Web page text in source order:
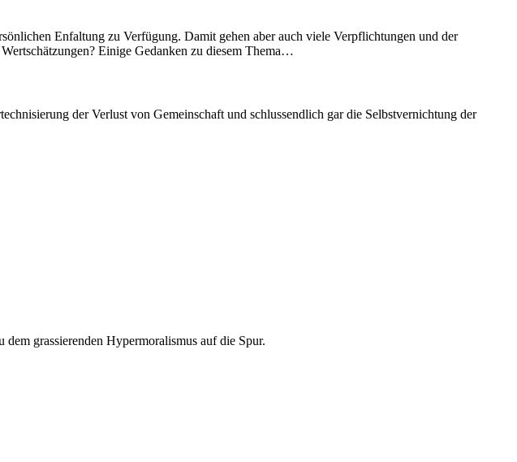
Enfaltung zu Verfügung. Damit gehen aber auch viele Verpflichtungen und der
Einige Gedanken zu diesem Thema…
der Verlust von Gemeinschaft und schlussendlich gar die Selbstvernichtung der
grassierenden Hypermoralismus auf die Spur.